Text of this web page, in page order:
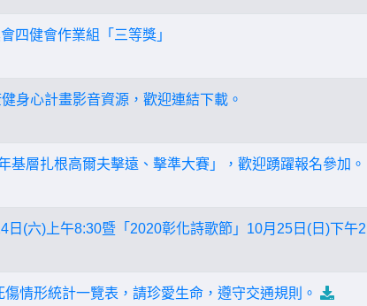
四健會作業組「三等獎」
身心計畫影音資源，歡迎連結下載。
基層扎根高爾夫擊遠、擊準大賽」，歡迎踴躍報名參加。
日(六)上午8:30暨「2020彰化詩歌節」10月25日(日)下午
情形統計一覽表，請珍愛生命，遵守交通規則。